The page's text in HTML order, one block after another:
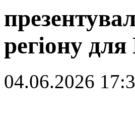
регіону
04.06.2026